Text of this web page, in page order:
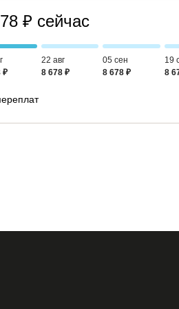
₽ сейчас
₽
22 авг
8 678 ₽
05 сен
8 678 ₽
19
8